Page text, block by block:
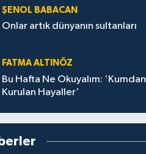
ŞENOL BABACAN
Onlar artık dünyanın sultanları
FATMA ALTINÖZ
Bu Hafta Ne Okuyalım: 'Kumdan
Kurulan Hayaller'